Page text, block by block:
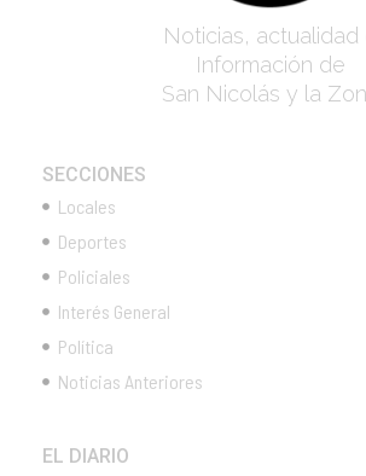
Noticias, actualidad
Información de
San Nicolás y la
SECCIONES
Locales
Deportes
Policiales
Interés General
Política
Noticias Anteriores
EL DIARIO